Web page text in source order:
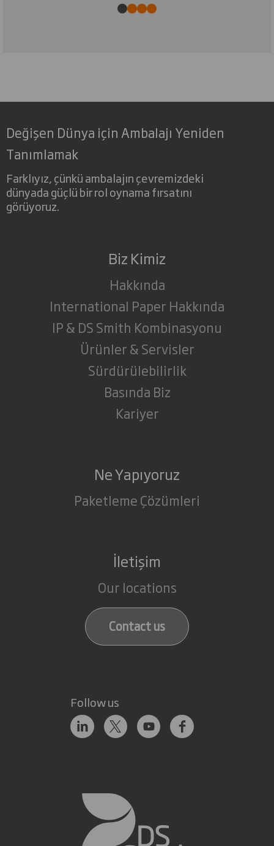
Değişen Dünya için Ambalajı Yeniden
Tanımlamak
Farklıyız, çünkü ambalajın çevremizdeki
dünyada güçlü bir rol oynama fırsatını
görüyoruz.
Biz Kimiz
Hakkında
International Paper Hakkında
IP & DS Smith Kombinasyonu
Ürünler & Servisler
Sürdürülebilirlik
Basında Biz
Kariyer
Ne Yapıyoruz
Paketleme Çözümleri
İletişim
Our locations
Contact us
Follow us